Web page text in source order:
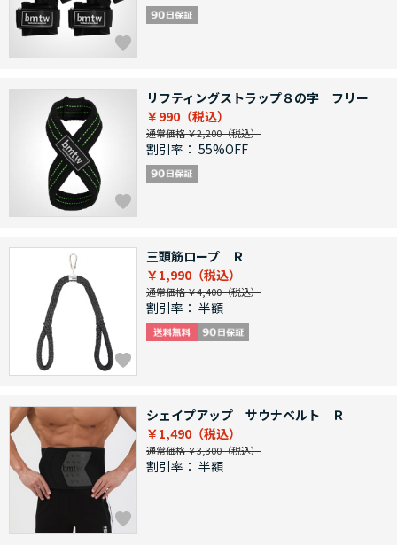
リフティングストラップ８の字 フリー
￥990
通常価格 ￥2,200
割引率： 55%OFF
三頭筋ロープ Ｒ
￥1,990
通常価格 ￥4,400
割引率： 半額
シェイプアップ サウナベルト Ｒ
￥1,490
通常価格 ￥3,300
割引率： 半額